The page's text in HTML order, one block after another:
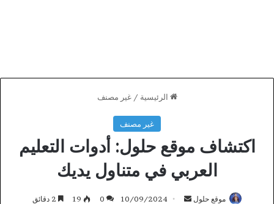
الرئيسية / غير مصنف
غير مصنف
اكتشاف موقع حلول: أدوات التعليم
العربي في متناول يديك
موقع حلول
أرسل 10/09/2024
0
19